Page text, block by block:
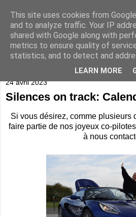
24 avril 2023
Silences on track:
Si vous désirez, comme plusieurs
faire partie de nos joyeux co-
à nous
This site uses cookies from
and to analyze traffic. Your IP
shared with Google along with
metrics to ensure quality of
statistics, and to detect and
LEARN MORE